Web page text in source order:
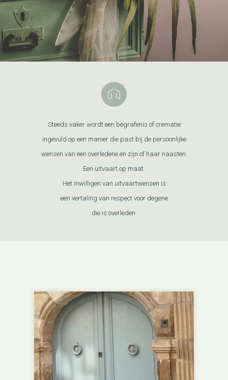
Steeds vaker wordt een begrafenis of crematie
ingevuld op een manier die past bij de persoonlijke
wensen van een overledene en zijn of haar naasten.
Een uitvaart op maat.
Het inwilligen van uitvaartwensen is
een vertaling van respect voor degene
die is overleden.